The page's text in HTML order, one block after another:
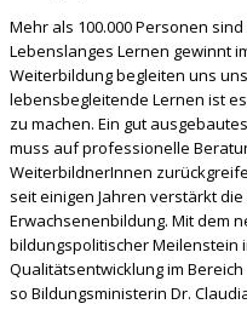
Mehr als 100.000 Personen
Lebenslanges Lernen gewinnt
Weiterbildung begleiten uns
lebensbegleitende Lernen ist
zu machen. Ein gut
muss auf professionelle
WeiterbildnerInnen
seit einigen Jahren verstärkt
Erwachsenenbildung. Mit dem
bildungspolitischer Meilenstein
Qualitätsentwicklung im
so Bildungsministerin Dr.